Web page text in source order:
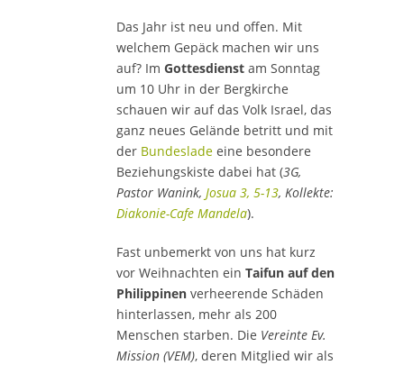
Das Jahr ist neu und offen. Mit
welchem Gepäck machen wir uns
auf? Im Gottesdienst am Sonntag
um 10 Uhr in der Bergkirche
schauen wir auf das Volk Israel, das
ganz neues Gelände betritt und mit
der Bundeslade eine besondere
Beziehungskiste dabei hat (3G,
Pastor Wanink, Josua 3, 5-13, Kollekte:
Diakonie-Cafe Mandela).
Fast unbemerkt von uns hat kurz
vor Weihnachten ein Taifun auf den
Philippinen verheerende Schäden
hinterlassen, mehr als 200
Menschen starben. Die Vereinte Ev.
Mission (VEM), deren Mitglied wir als